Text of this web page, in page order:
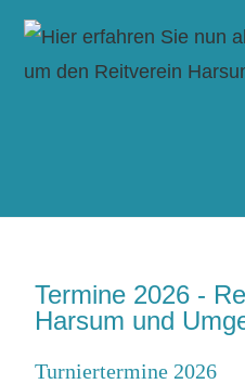
Termine 2026 -
Harsum und
Turniertermine 2026